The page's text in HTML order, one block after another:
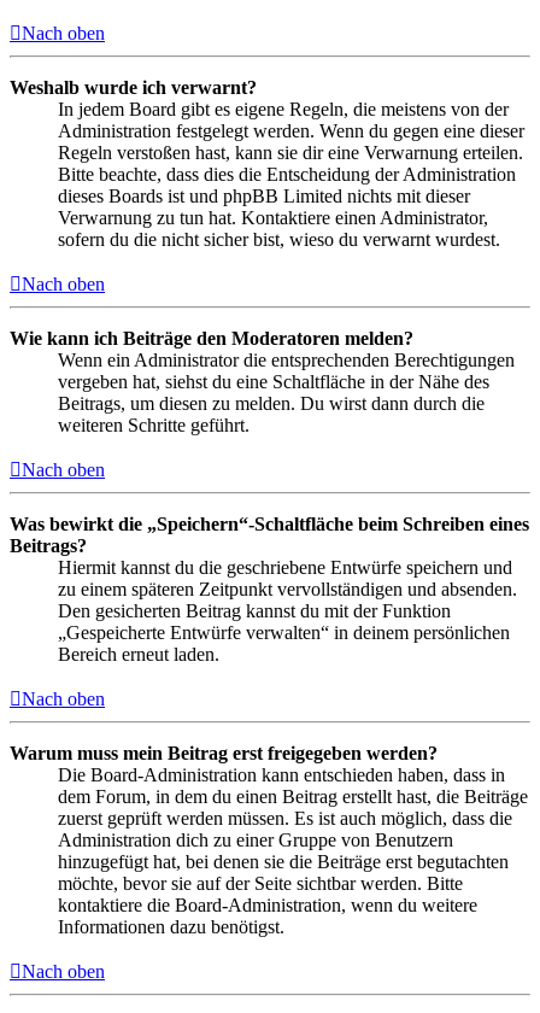
Nach oben
Weshalb wurde ich verwarnt?
In jedem Board gibt es eigene Regeln, die meistens von der
Administration festgelegt werden. Wenn du gegen eine dieser
Regeln verstoßen hast, kann sie dir eine Verwarnung erteilen.
Bitte beachte, dass dies die Entscheidung der Administration
dieses Boards ist und phpBB Limited nichts mit dieser
Verwarnung zu tun hat. Kontaktiere einen Administrator,
sofern du die nicht sicher bist, wieso du verwarnt wurdest.
Nach oben
Wie kann ich Beiträge den Moderatoren melden?
Wenn ein Administrator die entsprechenden Berechtigungen
vergeben hat, siehst du eine Schaltfläche in der Nähe des
Beitrags, um diesen zu melden. Du wirst dann durch die
weiteren Schritte geführt.
Nach oben
Was bewirkt die „Speichern“-Schaltfläche beim Schreiben eines
Beitrags?
Hiermit kannst du die geschriebene Entwürfe speichern und
zu einem späteren Zeitpunkt vervollständigen und absenden.
Den gesicherten Beitrag kannst du mit der Funktion
„Gespeicherte Entwürfe verwalten“ in deinem persönlichen
Bereich erneut laden.
Nach oben
Warum muss mein Beitrag erst freigegeben werden?
Die Board-Administration kann entschieden haben, dass in
dem Forum, in dem du einen Beitrag erstellt hast, die Beiträge
zuerst geprüft werden müssen. Es ist auch möglich, dass die
Administration dich zu einer Gruppe von Benutzern
hinzugefügt hat, bei denen sie die Beiträge erst begutachten
möchte, bevor sie auf der Seite sichtbar werden. Bitte
kontaktiere die Board-Administration, wenn du weitere
Informationen dazu benötigst.
Nach oben